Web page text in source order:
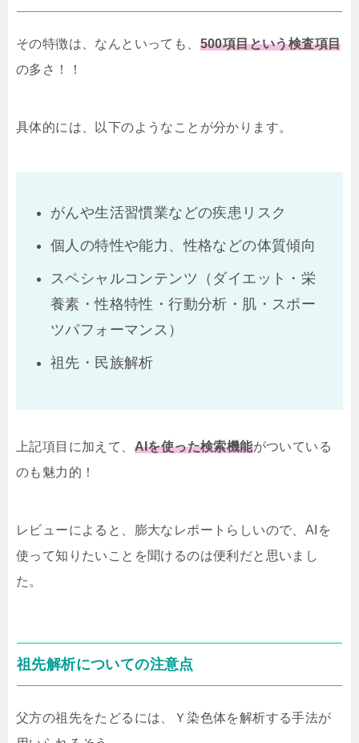
その特徴は、なんといっても、 500項目という検査項目
の多さ！！
具体的には、以下のようなことが分かります。
がんや生活習慣業などの疾患リスク
個人の特性や能力、性格などの体質傾向
スペシャルコンテンツ（ダイエット・栄
養素・性格特性・行動分析・肌・スポー
ツパフォーマンス）
祖先・民族解析
上記項目に加えて、 AIを使った検索機能がついている
のも魅力的！
レビューによると、膨大なレポートらしいので、AIを
使って知りたいことを聞けるのは便利だと思いまし
た。
祖先解析についての注意点
父方の祖先をたどるには、Ｙ染色体を解析する手法が